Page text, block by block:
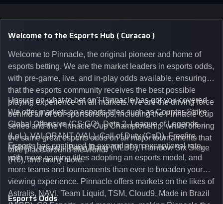
Welcome to the Esports Hub ( Curacao )
Welcome to Pinnacle, the original pioneer and home of
esports betting. We are the market leaders in esports odds,
with pre-game, live, and in-play odds available, ensuring
that the esports community receives the best possible
playing experience on all markets. We are the driving force
behind all of our sponsorships, including the Pinnacle Cup
series and the Pinnacle Cup Championship, whilst offering
the same great esports odds on all major tournaments that
take place around the world.
Unsure on what to bet on? Pinnacle has got you covered.
We offer markets on esports titles such as Counter-Strike:
Global Offensive (CS:GO), Dota 2, League of Legends
(LoL), VALORANT (VAL), Call of Duty (CoD), Freefire,
Mobile Legends: Bang Bang (MLBB), Rainbow Six Siege
(R6), and many more.
Esports has continued to expand at an exceptional rate,
with more gaming titles adopting an esports model, and
more teams and tournaments than ever to broaden your
viewing experience. Pinnacle offers markets on the likes of
Astralis, NAVI, Team Liquid, TSM, Cloud9, Made in Brazil
Esports Odds